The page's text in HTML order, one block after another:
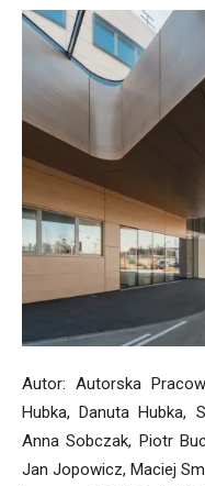
Autor: Autorska
Hubka, Danuta Hubka,
Anna Sobczak, Piotr
Jan Jopowicz, Maciej